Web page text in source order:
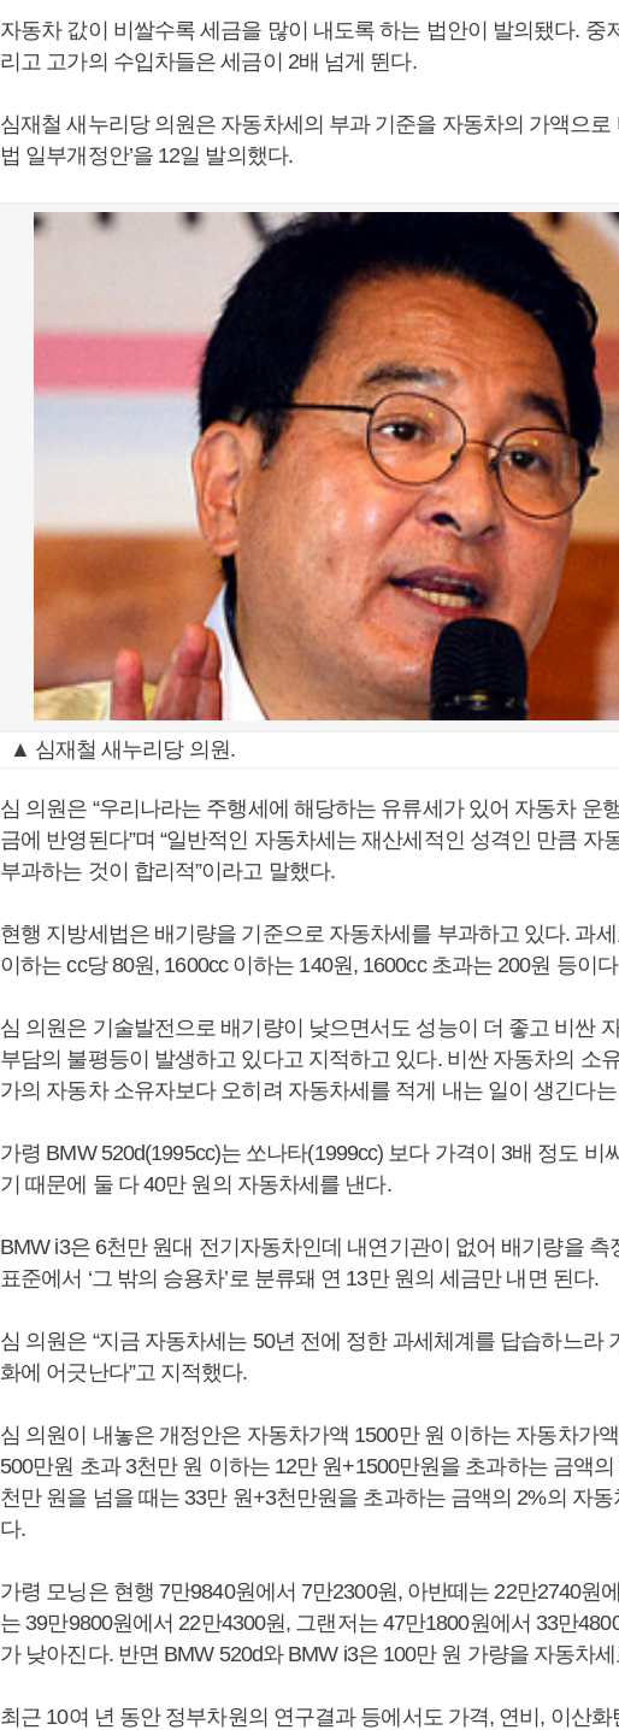
자동차 값이 비쌀수록 세금을 많이 내도록 하는 법안이 발의됐다. 중
리고 고가의 수입차들은 세금이 2배 넘게 뛴다.
심재철 새누리당 의원은 자동차세의 부과 기준을 자동차의 가액으로
법 일부개정안’을 12일 발의했다.
▲ 심재철 새누리당 의원.
심 의원은 “우리나라는 주행세에 해당하는 유류세가 있어 자동차 운
금에 반영된다”며 “일반적인 자동차세는 재산세적인 성격인 만큼 자
부과하는 것이 합리적”이라고 말했다.
현행 지방세법은 배기량을 기준으로 자동차세를 부과하고 있다. 과
이하는 cc당 80원, 1600cc 이하는 140원, 1600cc 초과는 200원 등이
심 의원은 기술발전으로 배기량이 낮으면서도 성능이 더 좋고 비싼
부담의 불평등이 발생하고 있다고 지적하고 있다. 비싼 자동차의 소
가의 자동차 소유자보다 오히려 자동차세를 적게 내는 일이 생긴다
가령 BMW 520d(1995cc)는 쏘나타(1999cc) 보다 가격이 3배 정도 비
기 때문에 둘 다 40만 원의 자동차세를 낸다.
BMW i3은 6천만 원대 전기자동차인데 내연기관이 없어 배기량을 측
표준에서 ‘그 밖의 승용차’로 분류돼 연 13만 원의 세금만 내면 된다.
심 의원은 “지금 자동차세는 50년 전에 정한 과세체계를 답습하느라
화에 어긋난다”고 지적했다.
심 의원이 내놓은 개정안은 자동차가액 1500만 원 이하는 자동차가
500만원 초과 3천만 원 이하는 12만 원+1500만원을 초과하는 금액
천만 원을 넘을 때는 33만 원+3천만원을 초과하는 금액의 2%의 자
다.
가령 모닝은 현행 7만9840원에서 7만2300원, 아반떼는 22만2740원
는 39만9800원에서 22만4300원, 그랜저는 47만1800원에서 33만
가 낮아진다. 반면 BMW 520d와 BMW i3은 100만 원 가량을 자동차
최근 10여 년 동안 정부차원의 연구결과 등에서도 가격, 연비, 이산화